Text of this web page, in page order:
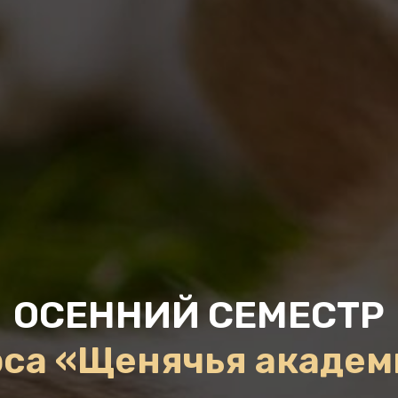
ОСЕННИЙ СЕМЕСТР
«Щенячья